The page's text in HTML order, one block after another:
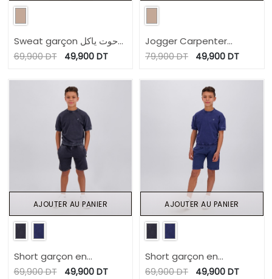
Sweat garçon حوت ياكل
حوت
69,900DT 49,900DT
Jogger Carpenter
garçon en molleton
79,900DT 49,900 DT
Short garçon en
molleton délavé
69,900DT 49,900DT
AJOUTER AU PANIER
Short garçon en
molleton délavé
69,900DT 49,900 DT
AJOUTER AU PANIER